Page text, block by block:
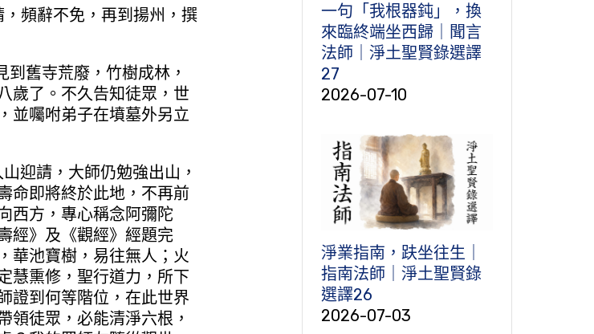
頻辭不免，再到揚州，撰
舊寺荒廢，竹樹成林，
歲了。不久告知徒眾，世
並囑咐弟子在墳墓外另立
迎請，大師仍勉強出山，
命即將終於此地，不再前
西方，專心稱念阿彌陀
經》及《觀經》經題完
華池寶樹，易往無人；火
慧熏修，聖行道力，所下
證到何等階位，在此世界
領徒眾，必能清淨六根，
一句「我根器鈍」，換
來臨終端坐西歸｜聞言
法師｜淨土聖賢錄選譯
27
2026-07-10
淨業指南，趺坐往生｜
指南法師｜淨土聖賢錄
選譯26
2026-07-03